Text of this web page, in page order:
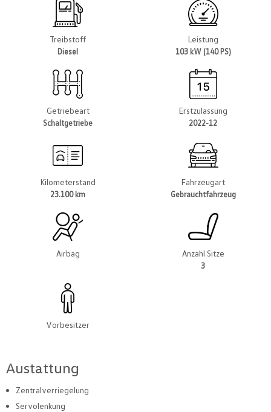
Treibstoff
Diesel
Leistung
103 kW (140 PS)
Getriebeart
Schaltgetriebe
Erstzulassung
2022-12
Kilometerstand
23.100 km
Fahrzeugart
Gebrauchtfahrzeug
Airbag Anzahl Sitze
3
Vorbesitzer
Austattung
Zentralverriegelung
Servolenkung